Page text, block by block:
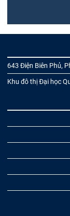
643 Điện Biên Phủ,
Khu đô thị Đại học